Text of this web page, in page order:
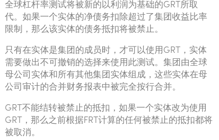
全球杠杆率测试将被新的以利润为基础的GRT所取
代。如果一个实体的净债务扣除超过了集团收益比率
限制，那么该实体的债务抵扣将被禁止。
只有在实体是集团的成员时，才可以使用GRT，实体
需要做出不可撤销的选择来使用此测试。集团由全球
母公司实体和所有其他集团实体组成，这些实体在母
公司审计的合并财务报表中被完全按行合并。
GRT不能结转被禁止的抵扣，如果一个实体改为使用
GRT，那么之前根据FRT计算的任何被禁止的抵扣都将
被取消。